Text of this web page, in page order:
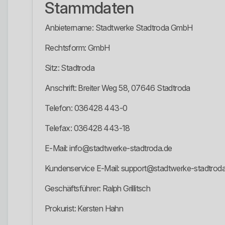
Stammdaten
Anbietername: Stadtwerke Stadtroda GmbH
Rechtsform: GmbH
Sitz: Stadtroda
Anschrift: Breiter Weg 58, 07646 Stadtroda
Telefon: 036428 443-0
Telefax: 036428 443-18
E-Mail: info@stadtwerke-stadtroda.de
Kundenservice E-Mail: support@stadtwerke-
Geschäftsführer: Ralph Grillitsch
Prokurist: Kersten Hahn